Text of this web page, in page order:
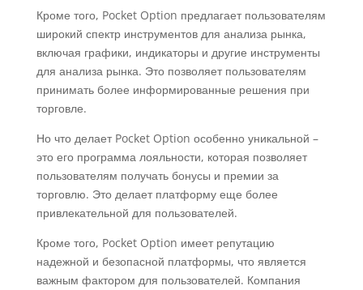
Кроме того, Pocket Option предлагает пользователям
широкий спектр инструментов для анализа рынка,
включая графики, индикаторы и другие инструменты
для анализа рынка. Это позволяет пользователям
принимать более информированные решения при
торговле.
Но что делает Pocket Option особенно уникальной –
это его программа лояльности, которая позволяет
пользователям получать бонусы и премии за
торговлю. Это делает платформу еще более
привлекательной для пользователей.
Кроме того, Pocket Option имеет репутацию
надежной и безопасной платформы, что является
важным фактором для пользователей. Компания